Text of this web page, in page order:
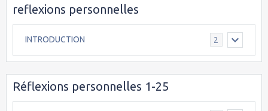
reflexions personnelles
INTRODUCTION 2
Réflexions personnelles 1-25